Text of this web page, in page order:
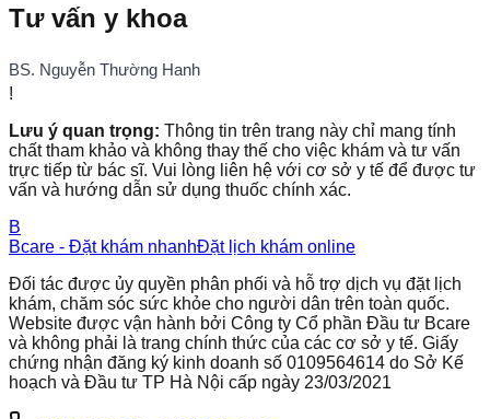
Tư vấn y khoa
BS. Nguyễn Thường Hanh
!
Lưu ý quan trọng: Thông tin trên trang này chỉ mang tính
chất tham khảo và không thay thế cho việc khám và tư vấn
trực tiếp từ bác sĩ. Vui lòng liên hệ với cơ sở y tế để được tư
vấn và hướng dẫn sử dụng thuốc chính xác.
B
Bcare - Đặt khám nhanhĐặt lịch khám online
Đối tác được ủy quyền phân phối và hỗ trợ dịch vụ đặt lịch
khám, chăm sóc sức khỏe cho người dân trên toàn quốc.
Website được vận hành bởi Công ty Cổ phần Đầu tư Bcare
và không phải là trang chính thức của các cơ sở y tế. Giấy
chứng nhận đăng ký kinh doanh số 0109564614 do Sở Kế
hoạch và Đầu tư TP Hà Nội cấp ngày 23/03/2021